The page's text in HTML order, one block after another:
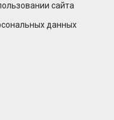
сайта
данных